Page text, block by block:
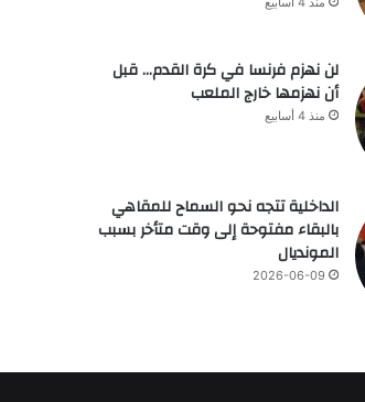
لن نهزم فرنسا في كرة القدم… قبل
أن نهزمها خارج الملعب
منذ 4 أسابيع
الداخلية تتجه نحو السماح للمقاهي
بالبقاء مفتوحة إلى وقت متأخر بسبب
المونديال
2026-06-09